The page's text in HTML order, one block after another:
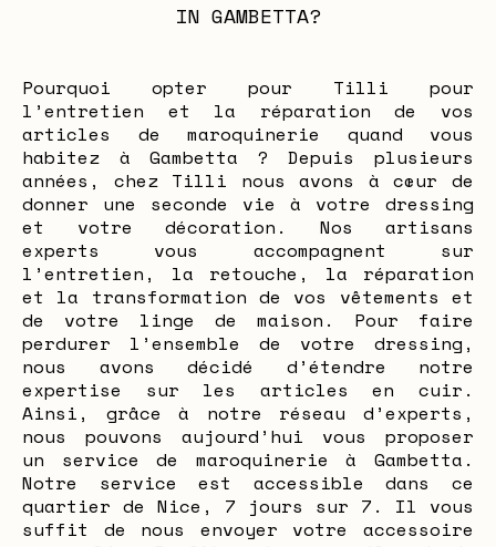
IN GAMBETTA?
Pourquoi opter pour Tilli pour
l’entretien et la réparation de vos
articles de maroquinerie quand vous
habitez à Gambetta ? Depuis plusieurs
années, chez Tilli nous avons à cœur de
donner une seconde vie à votre dressing
et votre décoration. Nos artisans
experts vous accompagnent sur
l’entretien, la retouche, la réparation
et la transformation de vos vêtements et
de votre linge de maison. Pour faire
perdurer l’ensemble de votre dressing,
nous avons décidé d’étendre notre
expertise sur les articles en cuir.
Ainsi, grâce à notre réseau d’experts,
nous pouvons aujourd’hui vous proposer
un service de maroquinerie à Gambetta.
Notre service est accessible dans ce
quartier de Nice, 7 jours sur 7. Il vous
suffit de nous envoyer votre accessoire